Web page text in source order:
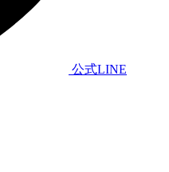
公式LINE